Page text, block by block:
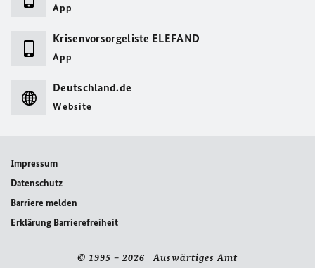
App
Krisenvorsorgeliste ELEFAND
App
Deutschland.de
Website
Impressum
Datenschutz
Barriere melden
Erklärung Barrierefreiheit
© 1995 – 2026 Auswärtiges Amt